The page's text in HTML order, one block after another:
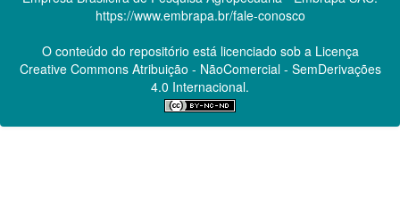
https://www.embrapa.br/fale-conosco
O conteúdo do repositório está licenciado sob a Licença
Creative CommonsAtribuição - NãoComercial - SemDerivações
4.0 Internacional.